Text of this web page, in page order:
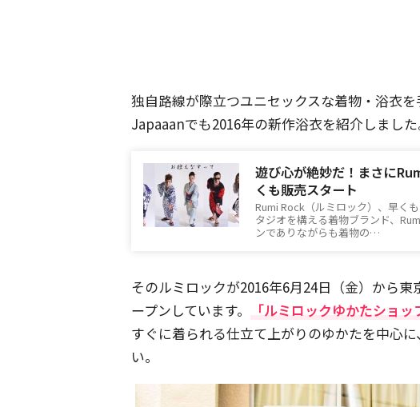
独自路線が際立つユニセックスな着物・浴衣を
Japaaanでも2016年の新作浴衣を紹介しました
遊び心が絶妙だ！まさに
くも販売スタート
Rumi Rock（ルミロック）、早く
タジオを構える着物ブランド、
ンでありながらも着物の…
そのルミロックが2016年6月24日（金）から
ープンしています。
「ルミロックゆかたショッ
すぐに着られる仕立て上がりのゆかたを中心
い。